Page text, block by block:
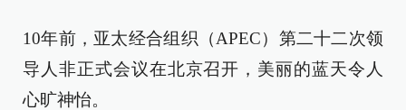
10年前，亚太经合组织（APEC）第二十二次领
导人非正式会议在北京召开，美丽的蓝天令人
心旷神怡。